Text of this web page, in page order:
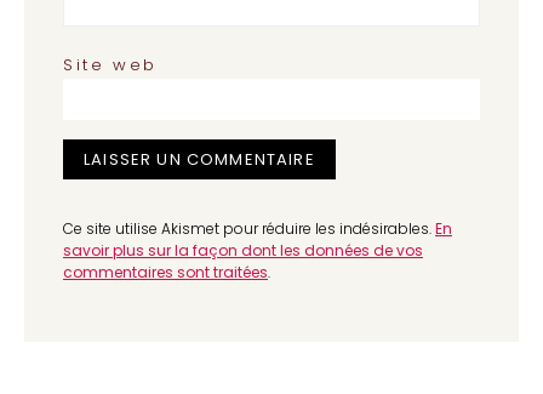
Site web
Ce site utilise Akismet pour réduire les indésirables.En
savoir plus sur la façon dont les données de vos
commentaires sont traitées.